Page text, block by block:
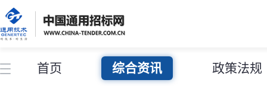
首页 综合资讯 政策法规